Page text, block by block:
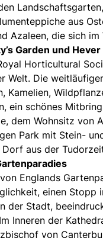
aus
Azaleen, die sich im
Garden und Hever
Horticultural
Welt. Die
Kamelien,
ein schönes
dem Wohnsitz von
Park mit Stein-
aus der
Englands
einen
der Stadt,
Inneren der
von